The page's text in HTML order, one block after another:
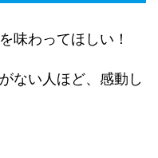
味わってほしい！
ない人ほど、感動し